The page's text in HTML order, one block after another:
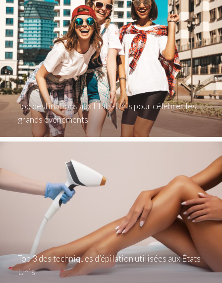
Top destinations aux États-Unis pour célébrer les
grands événements
Top 3 des techniques d’épilation utilisées aux États-
Unis